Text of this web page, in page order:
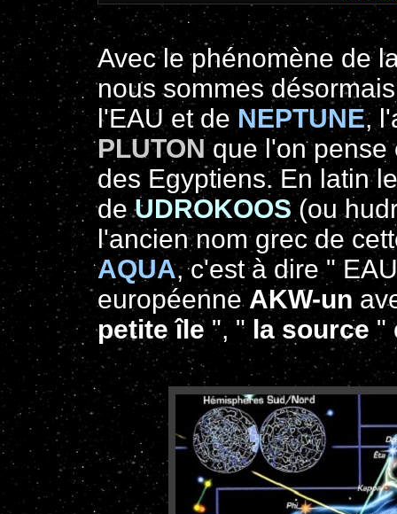
Avec le phénomène de
nous sommes
l'EAU et de NEPTUNE,
PLUTONque l'on pense
des Egyptiens.En latin
deUDROKOOS (ou
l'ancien nom grec de
AQUA, c'est à dire "
européenneAKW-un
petite île ", " la source "